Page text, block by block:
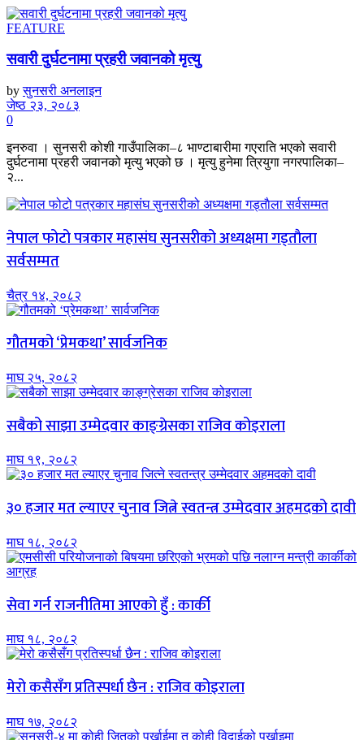
FEATURE
सवारी दुर्घटनामा प्रहरी जवानको मृत्यु
by सुनसरी अनलाइन
जेष्ठ २३, २०८३
0
इनरुवा । सुनसरी कोशी गाउँपालिका–८ भाण्टाबारीमा गएराति भएको सवारी
दुर्घटनामा प्रहरी जवानको मृत्यु भएको छ । मृत्यु हुनेमा त्रियुगा नगरपालिका–
२...
नेपाल फोटो पत्रकार महासंघ सुनसरीको अध्यक्षमा गड्ताैला
सर्वसम्मत
चैत्र १४, २०८२
गौतमको ‘प्रेमकथा’ सार्वजनिक
माघ २५, २०८२
सबैको साझा उम्मेदवार काङ्ग्रेसका राजिव कोइराला
माघ १९, २०८२
३० हजार मत ल्याएर चुनाव जित्ने स्वतन्त्र उम्मेदवार अहमदको दावी
माघ १८, २०८२
सेवा गर्न राजनीतिमा आएको हुँ : कार्की
माघ १८, २०८२
मेरो कसैसँग प्रतिस्पर्धा छैन : राजिव कोइराला
माघ १७, २०८२